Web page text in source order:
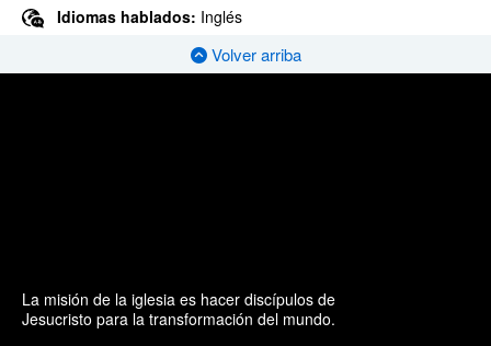
Idiomas hablados: Inglés
Volver arriba
La misión de la iglesia es hacer discípulos de
Jesucristo para la transformación del mundo.